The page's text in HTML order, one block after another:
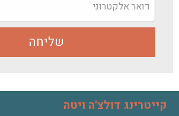
קייטרינג דולצ'ה ויטה